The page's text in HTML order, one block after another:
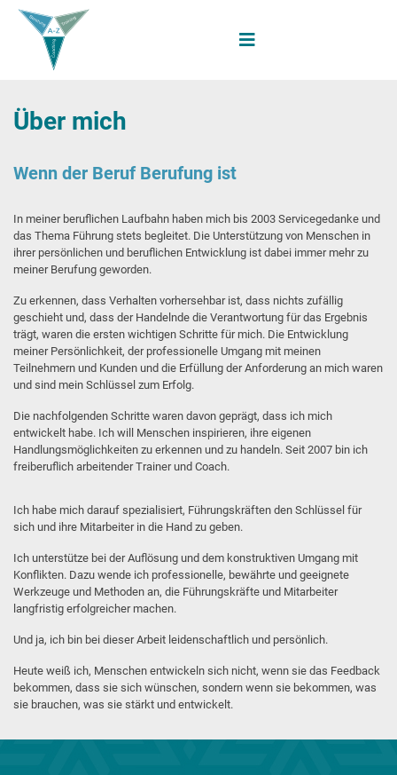
Über mich
Wenn der Beruf Berufung ist
In meiner beruflichen Laufbahn haben mich bis 2003 Servicegedanke und
das Thema Führung stets begleitet. Die Unterstützung von Menschen in
ihrer persönlichen und beruflichen Entwicklung ist dabei immer mehr zu
meiner Berufung geworden.
Zu erkennen, dass Verhalten vorhersehbar ist, dass nichts zufällig
geschieht und, dass der Handelnde die Verantwortung für das Ergebnis
trägt, waren die ersten wichtigen Schritte für mich. Die Entwicklung
meiner Persönlichkeit, der professionelle Umgang mit meinen
Teilnehmern und Kunden und die Erfüllung der Anforderung an mich waren
und sind mein Schlüssel zum Erfolg.
Die nachfolgenden Schritte waren davon geprägt, dass ich mich
entwickelt habe. Ich will Menschen inspirieren, ihre eigenen
Handlungsmöglichkeiten zu erkennen und zu handeln. Seit 2007 bin ich
freiberuflich arbeitender Trainer und Coach.
Ich habe mich darauf spezialisiert, Führungskräften den Schlüssel für
sich und ihre Mitarbeiter in die Hand zu geben.
Ich unterstütze bei der Auflösung und dem konstruktiven Umgang mit
Konflikten. Dazu wende ich professionelle, bewährte und geeignete
Werkzeuge und Methoden an, die Führungskräfte und Mitarbeiter
langfristig erfolgreicher machen.
Und ja, ich bin bei dieser Arbeit leidenschaftlich und persönlich.
Heute weiß ich, Menschen entwickeln sich nicht, wenn sie das Feedback
bekommen, dass sie sich wünschen, sondern wenn sie bekommen, was
sie brauchen, was sie stärkt und entwickelt.